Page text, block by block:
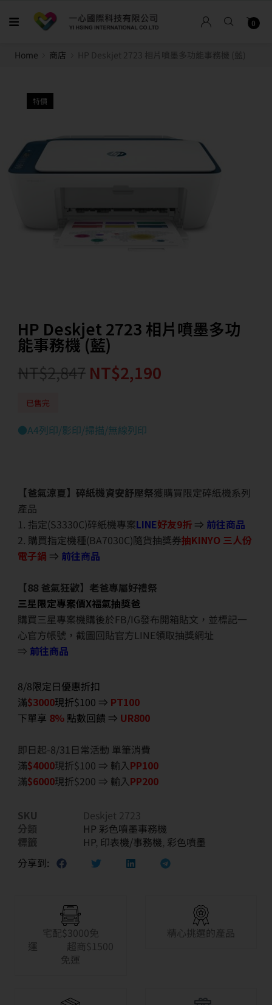
0
Home 商店 HP Deskjet 2723 相片噴墨多功能事務機 (藍)
特價
HP Deskjet 2723 相片噴墨多功
能事務機 (藍)
NT$2,847 NT$2,190
已售完
●A4列印/影印/掃描/無線列印
【爸氣涼夏】碎紙機資安舒壓祭獲購買限定碎紙機系列
產品
1. 指定(S3330C)碎紙機專案LINE好友9折 ⇒ 前往商品
2. 購買指定機種(BA7030C)隨貨抽獎券抽KINYO 三人份
電子鍋 ⇒ 前往商品
【88 爸氣狂歡】老爸專屬好禮祭
三星限定專案價X福氣抽獎爸
購買三星專案機購後於FB/IG發布開箱貼文，並標記一
心官方帳號，截圖回貼官方LINE領取抽獎網址
⇒ 前往商品
8/8限定日優惠折扣
滿$3000現折$100 ⇒ PT100
下單享 8% 點數回饋 ⇒ UR800
即日起-8/31日常活動 單筆消費
滿$4000現折$100 ⇒ 輸入PP100
滿$6000現折$200 ⇒ 輸入PP200
SKU
Deskjet 2723
分類
HP 彩色噴墨事務機
標籤
HP, 印表機/事務機, 彩色噴墨
分享到:
宅配$3000免
運 超商$1500
免運
精心挑選的產品